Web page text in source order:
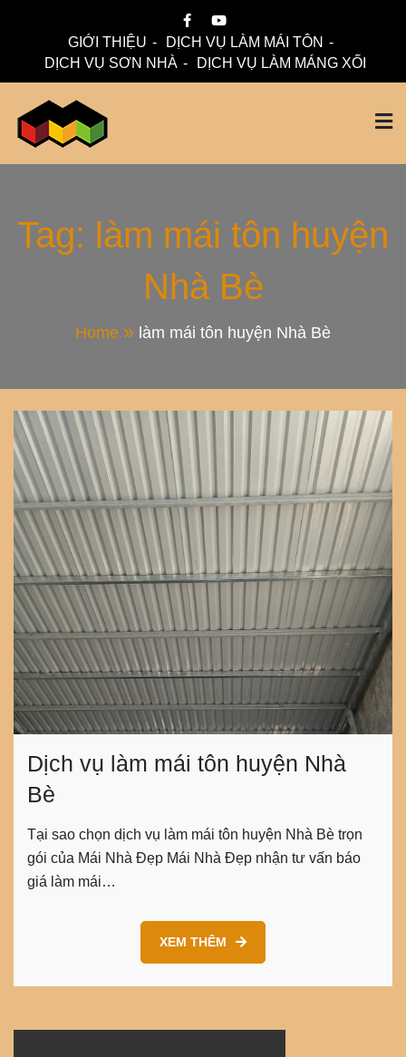
GIỚI THIỆU
DỊCH VỤ LÀM MÁI TÔN
DỊCH VỤ SƠN NHÀ
DỊCH VỤ LÀM MÁNG XỐI
Thi Công Mái Tôn,
Máng Xối Chuyên
Nghiệp – Mái Nhà
Đẹp
Tag: làm mái tôn huyện
Nhà Bè
Home làm mái tôn huyện Nhà Bè
Dịch vụ làm mái tôn huyện Nhà
Bè
Tại sao chọn dịch vụ làm mái tôn huyện Nhà Bè trọn
gói của Mái Nhà Đẹp Mái Nhà Đẹp nhận tư vấn báo
giá làm mái…
XEM THÊM